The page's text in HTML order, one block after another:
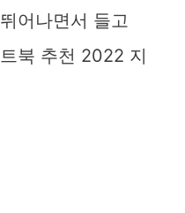
어나면서 들고
북 추천 2022 지